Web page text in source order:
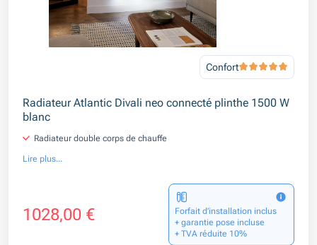
Confort
Radiateur Atlantic Divali neo connecté plinthe 1500 W
blanc
Radiateur double corps de chauffe
Lire plus...
1028,00 €
Forfait d’installation inclus
+ garantie pose incluse
+ TVA réduite 10%